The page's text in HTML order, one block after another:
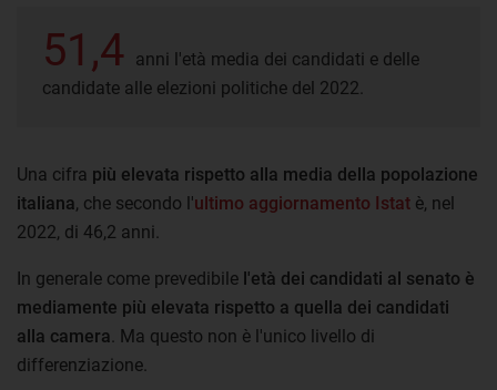
51,4
anni l'età media dei candidati e delle
candidate alle elezioni politiche del 2022.
Una cifra più elevata rispetto alla media della popolazione
italiana, che secondo l'ultimo aggiornamento Istat è, nel
2022, di 46,2 anni.
In generale come prevedibile l'età dei candidati al senato è
mediamente più elevata rispetto a quella dei candidati
alla camera . Ma questo non è l'unico livello di
differenziazione.